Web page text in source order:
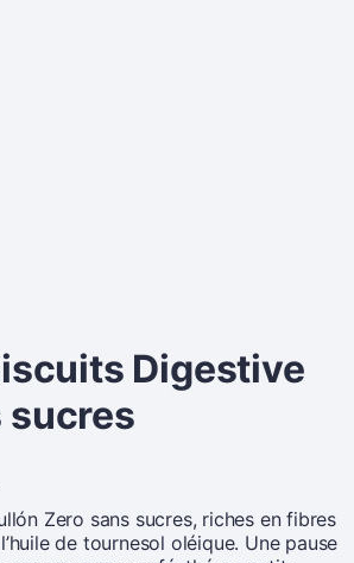
Digestive
sucres
Zero sans sucres, riches en fibres
de tournesol oléique. Une pause